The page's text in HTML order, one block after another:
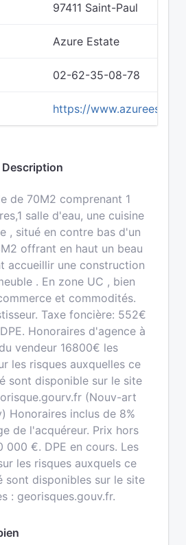
97411 Saint-Paul
Azure Estate
02-62-35-08-78
https://
Description
de 70M2 comprenant 1
salle d'eau, une cuisine
, situé en contre bas d'un
offrant en haut un beau
accueillir une construction
. En zone UC , bien
et commodités.
Taxe foncière: 552€
Honoraires d'agence à
vendeur 16800€ les
les risques auxquelles ce
sont disponible sur le site
(Nouv-art
Honoraires inclus de 8%
de l'acquéreur. Prix hors
000 €. DPE en cours. Les
les risques auxquels ce
sont disponibles sur le site
: georisques.gouv.fr.